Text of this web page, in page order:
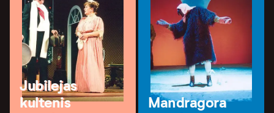
Jubilejas
kultenis
Mandragora